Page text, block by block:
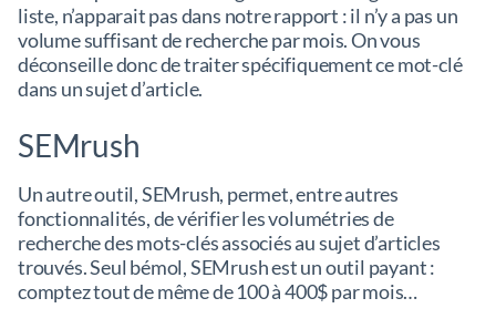
liste, n’apparait pas dans notre rapport : il n’y a pas un
volume suffisant de recherche par mois. On vous
déconseille donc de traiter spécifiquement ce mot-clé
dans un sujet d’article.
SEMrush
Un autre outil, SEMrush, permet, entre autres
fonctionnalités, de vérifier les volumétries de
recherche des mots-clés associés au sujet d’articles
trouvés. Seul bémol, SEMrush est un outil payant :
comptez tout de même de 100 à 400$ par mois…